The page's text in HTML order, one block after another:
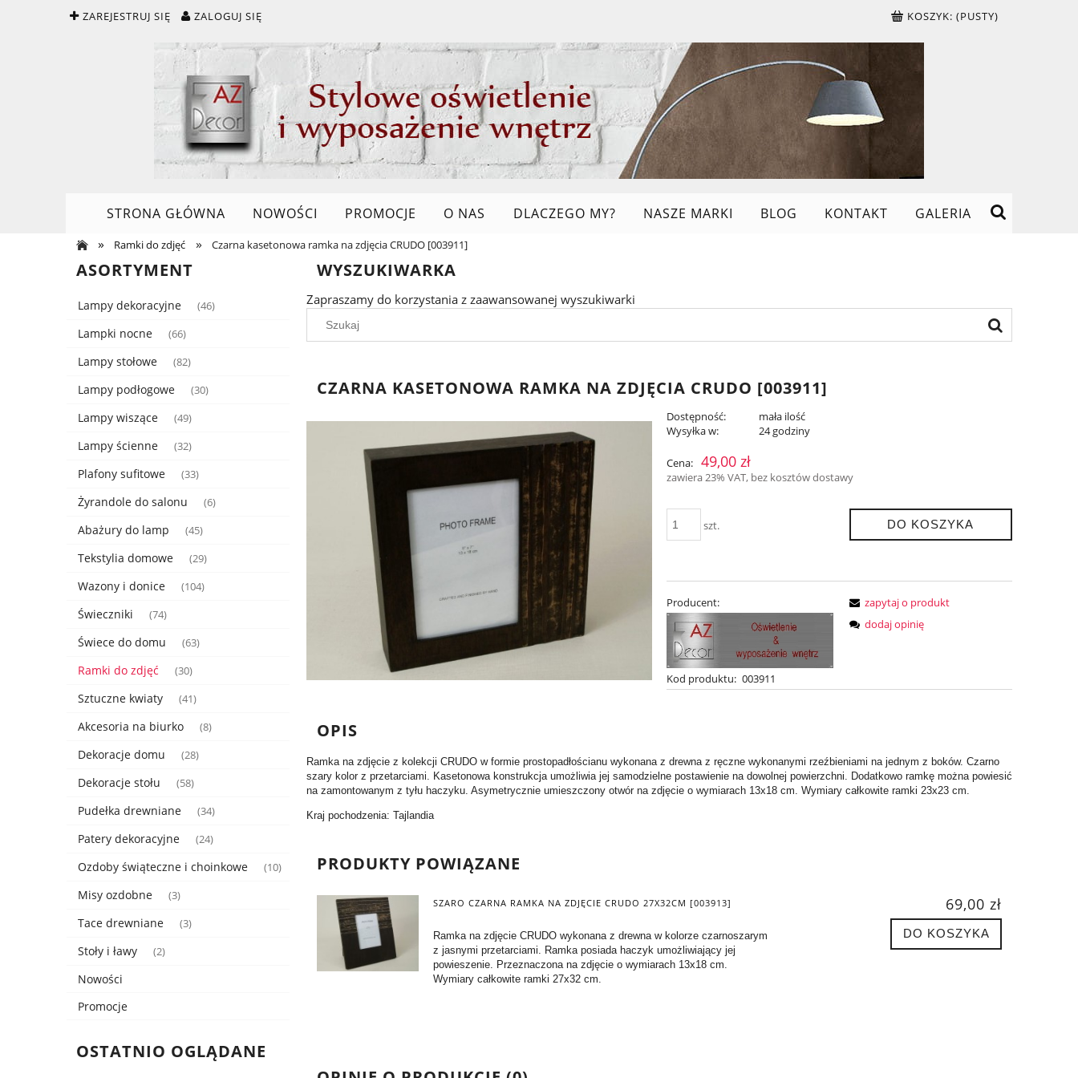
ZAREJESTRUJ SIĘ ZALOGUJ SIĘ KOSZYK: (PUSTY)
STRONA GŁÓWNA NOWOŚCI PROMOCJE O NAS DLACZEGO MY? NASZE MARKI BLOG KONTAKT GALERIA
» Ramki do zdjęć » Czarna kasetonowa ramka na zdjęcia CRUDO [003911]
ASORTYMENT
Lampy dekoracyjne (46)
Lampki nocne (66)
Lampy stołowe (82)
Lampy podłogowe (30)
Lampy wiszące (49)
Lampy ścienne (32)
Plafony sufitowe (33)
Żyrandole do salonu (6)
Abażury do lamp (45)
Tekstylia domowe (29)
Wazony i donice (104)
Świeczniki (74)
Świece do domu (63)
Ramki do zdjęć (30)
Sztuczne kwiaty (41)
Akcesoria na biurko (8)
Dekoracje domu (28)
Dekoracje stołu (58)
Pudełka drewniane (34)
Patery dekoracyjne (24)
Ozdoby świąteczne i choinkowe (10)
Misy ozdobne (3)
Tace drewniane (3)
Stoły i ławy (2)
Nowości
Promocje
OSTATNIO OGLĄDANE
WYSZUKIWARKA
Zapraszamy do korzystania z zaawansowanej wyszukiwarki
CZARNA KASETONOWA RAMKA NA ZDJĘCIA CRUDO [003911]
Dostępność:
mała ilość
Wysyłka w:
24 godziny
Cena: 49,00 zł
zawiera 23% VAT, bez kosztów dostawy
szt. DO KOSZYKA
Producent:
Kod produktu: 003911
zapytaj o produkt
dodaj opinię
OPIS
Ramka na zdjęcie z kolekcji CRUDO w formie prostopadłościanu wykonana z drewna z ręczne wykonanymi rzeźbieniami na jednym z boków. Czarno
szary kolor z przetarciami. Kasetonowa konstrukcja umożliwia jej samodzielne postawienie na dowolnej powierzchni. Dodatkowo ramkę można powiesić
na zamontowanym z tyłu haczyku. Asymetrycznie umieszczony otwór na zdjęcie o wymiarach 13x18 cm. Wymiary całkowite ramki 23x23 cm.
Kraj pochodzenia: Tajlandia
PRODUKTY POWIĄZANE
SZARO CZARNA RAMKA NA ZDJĘCIE CRUDO 27X32CM [003913]
Ramka na zdjęcie CRUDO wykonana z drewna w kolorze czarnoszarym
z jasnymi przetarciami. Ramka posiada haczyk umożliwiający jej
powieszenie. Przeznaczona na zdjęcie o wymiarach 13x18 cm.
Wymiary całkowite ramki 27x32 cm.
69,00 zł
DO KOSZYKA